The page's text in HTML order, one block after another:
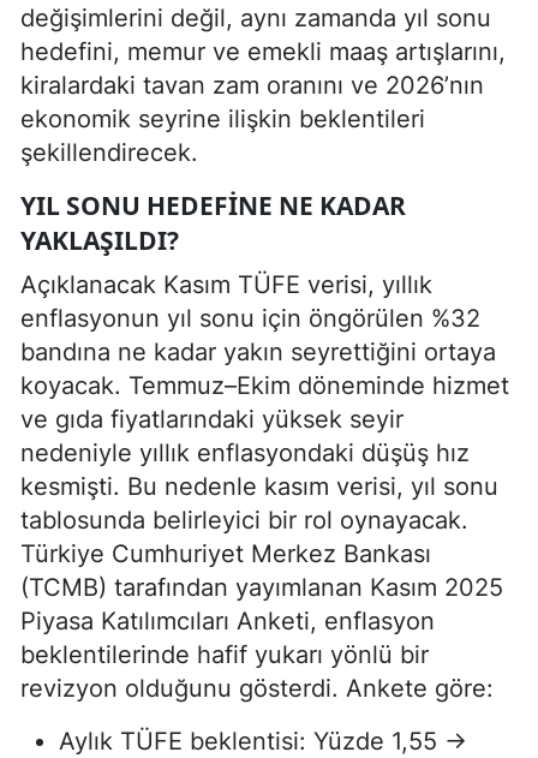
değişimlerini değil, aynı zamanda yıl sonu
hedefini, memur ve emekli maaş artışlarını,
kiralardaki tavan zam oranını ve 2026’nın
ekonomik seyrine ilişkin beklentileri
şekillendirecek.
YIL SONU HEDEFINE NE KADAR
YAKLAŞILDI?
Açıklanacak Kasım TÜFE verisi, yıllık
enflasyonun yıl sonu için öngörülen %32
bandına ne kadar yakın seyrettiğini ortaya
koyacak. Temmuz–Ekim döneminde hizmet
ve gıda fiyatlarındaki yüksek seyir
nedeniyle yıllık enflasyondaki düşüş hız
kesmişti. Bu nedenle kasım verisi, yıl sonu
tablosunda belirleyici bir rol oynayacak.
Türkiye Cumhuriyet Merkez Bankası
(TCMB) tarafından yayımlanan Kasım 2025
Piyasa Katılımcıları Anketi, enflasyon
beklentilerinde hafif yukarı yönlü bir
revizyon olduğunu gösterdi. Ankete göre:
Aylık TÜFE beklentisi: Yüzde 1,55 →